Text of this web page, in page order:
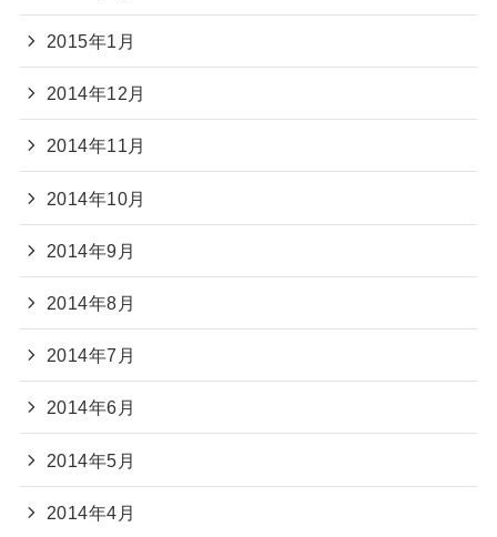
2015年1月
2014年12月
2014年11月
2014年10月
2014年9月
2014年8月
2014年7月
2014年6月
2014年5月
2014年4月